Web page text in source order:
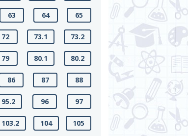
63 64 65
72 73.1 73.2
79 80.1 80.2
86 87 88
95.2 96 97
103.2 104 105